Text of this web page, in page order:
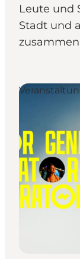
Leute und
Stadt und